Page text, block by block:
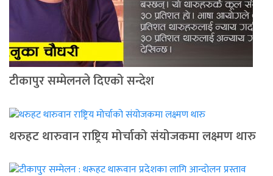
टीकापुर सम्मेलनले दिएको सन्देश
थरुहट थारुवान राष्ट्रिय मोर्चाको संयोजकमा लक्ष्मण थारु